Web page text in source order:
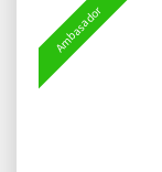
Ambasador